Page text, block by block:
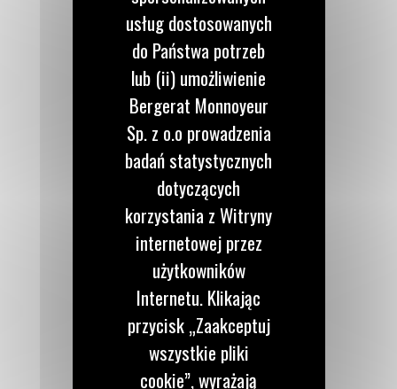
usług dostosowanych
do Państwa potrzeb
lub (ii) umożliwienie
Bergerat Monnoyeur
Sp. z o.o prowadzenia
badań statystycznych
dotyczących
korzystania z Witryny
internetowej przez
użytkowników
Internetu. Klikając
przycisk „Zaakceptuj
wszystkie pliki
cookie”, wyrażają